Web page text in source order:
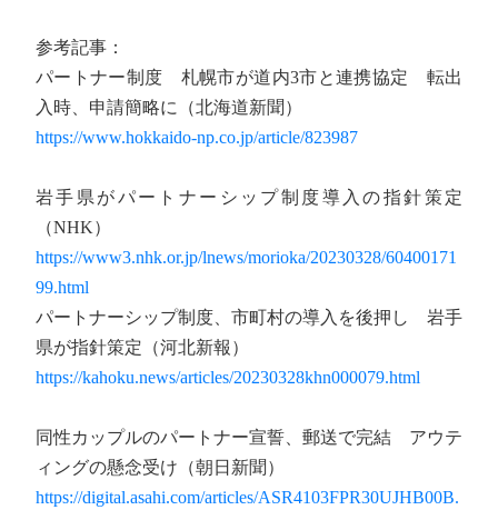
参考記事：
パートナー制度 札幌市が道内3市と連携協定 転出
入時、申請簡略に（北海道新聞）
https://www.hokkaido-np.co.jp/article/823987
岩手県がパートナーシップ制度導入の指針策定
（NHK）
https://www3.nhk.or.jp/lnews/morioka/20230328/60400171
99.html
パートナーシップ制度、市町村の導入を後押し 岩手
県が指針策定（河北新報）
https://kahoku.news/articles/20230328khn000079.html
同性カップルのパートナー宣誓、郵送で完結 アウテ
ィングの懸念受け（朝日新聞）
https://digital.asahi.com/articles/ASR4103FPR30UJHB00B.